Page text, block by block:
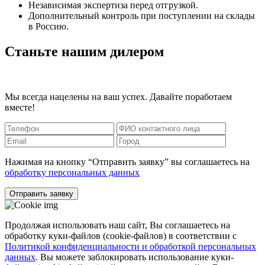
Независимая экспертиза перед отгрузкой.
Дополнительный контроль при поступлении на склады
в Россию.
Станьте нашим дилером
Мы всегда нацелены на ваш успех. Давайте поработаем
вместе!
Нажимая на кнопку “Отправить заявку” вы соглашаетесь на
обработку персональных данных
Отправить заявку
Продолжая использовать наш сайт, Вы соглашаетесь на
обработку куки-файлов (cookie-файлов) в соответствии с
Политикой конфиденциальности и обработкой персональных
данных. Вы можете заблокировать использование куки-